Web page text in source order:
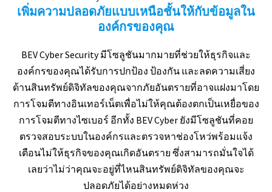
เพิ่มความปลอดภัยแบบเหนือชั้นให้กับข้อมูลใน
องค์กรของคุณ
BEV Cyber Security มีโซลูชันมากมายที่ช่วยให้ธุรกิจและ
องค์กรของคุณได้รับการปกป้อง ป้องกัน และลดความเสี่ยง
ด้านสินทรัพย์ดิจิทัลของคุณจากภัยอันตรายที่อาจแฝงมาโดย
การโจมตีทางอินเทอร์เน็ตเพื่อไม่ให้คุณต้องตกเป็นเหยื่อของ
การโจมตีทางไซเบอร์ อีกทั้ง BEV Cyber ยังมีโซลูชันที่คอย
ตรวจสอบระบบในองค์กรและตรวจหาช่องโหว่พร้อมแจ้ง
เตือนไม่ให้ธุรกิจของคุณเกิดอันตราย ซึ่งสามารถมั่นใจได้
เลยว่าไม่ว่าคุณจะอยู่ที่ไหนสินทรัพย์ดิจิทัลของคุณจะ
ปลอดภัยได้อย่างหมดห่วง